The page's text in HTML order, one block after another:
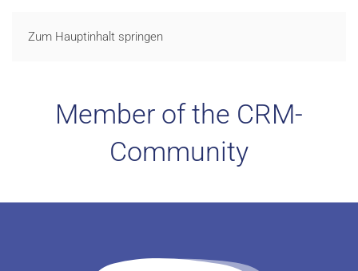
Zum Hauptinhalt springen
Member of the CRM-
Community